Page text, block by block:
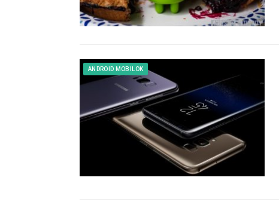
ANDROID MOBILOK